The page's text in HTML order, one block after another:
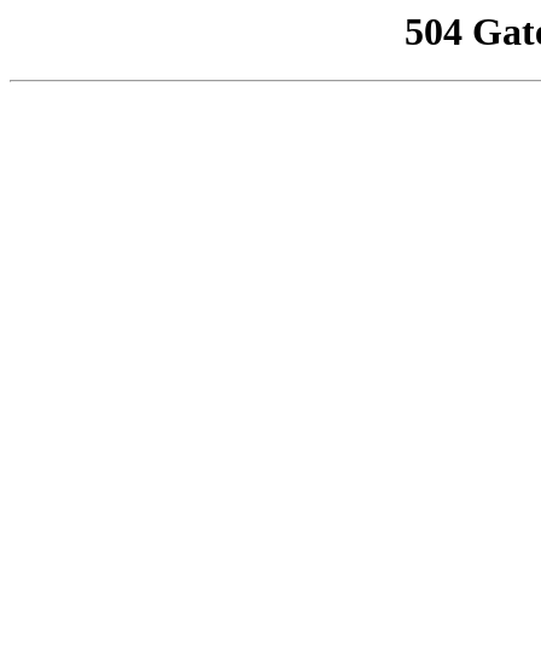
504